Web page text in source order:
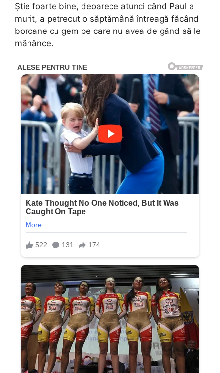
Știe foarte bine, deoarece atunci când Paul a
murit, a petrecut o săptămână întreagă făcând
borcane cu gem pe care nu avea de gând să le
mănânce.